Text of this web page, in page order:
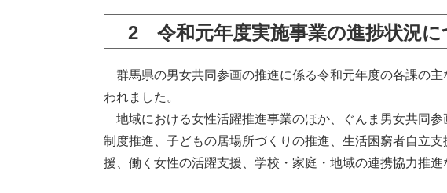
2 令和元年度実施事業の進捗状況に
群馬県の男女共同参画の推進に係る令和元年度の各課の
われました。
地域における女性活躍推進事業のほか、ぐんま男女共同
制度推進、子どもの居場所づくりの推進、生活困窮者自立
援、働く女性の活躍支援、学校・家庭・地域の連携協力推進